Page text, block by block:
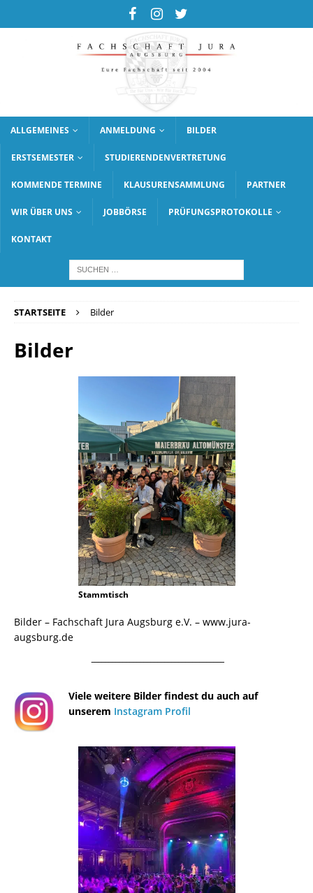
ALLGEMEINES ANMELDUNG BILDER
ERSTSEMESTER STUDIERENDENVERTRETUNG
KOMMENDE TERMINE KLAUSURENSAMMLUNG PARTNER
WIR ÜBER UNS JOBBÖRSE PRÜFUNGSPROTOKOLLE
KONTAKT
STARTSEITE Bilder
Bilder
Stammtisch
Bilder – Fachschaft Jura Augsburg e.V. – www.jura-
augsburg.de
¯¯¯¯¯¯¯¯¯¯¯¯¯¯¯¯¯¯¯¯¯¯¯¯¯¯¯¯¯¯¯¯¯¯¯¯¯¯
Viele weitere Bilder findest du auch auf
unserem Instagram Profil